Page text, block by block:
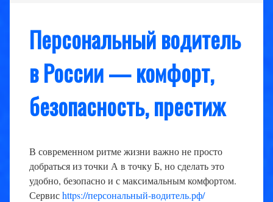
Персональный водитель
в России — комфорт,
безопасность, престиж
В современном ритме жизни важно не просто
добраться из точки А в точку Б, но сделать это
удобно, безопасно и с максимальным комфортом.
Сервисhttps://персональный-водитель.рф/